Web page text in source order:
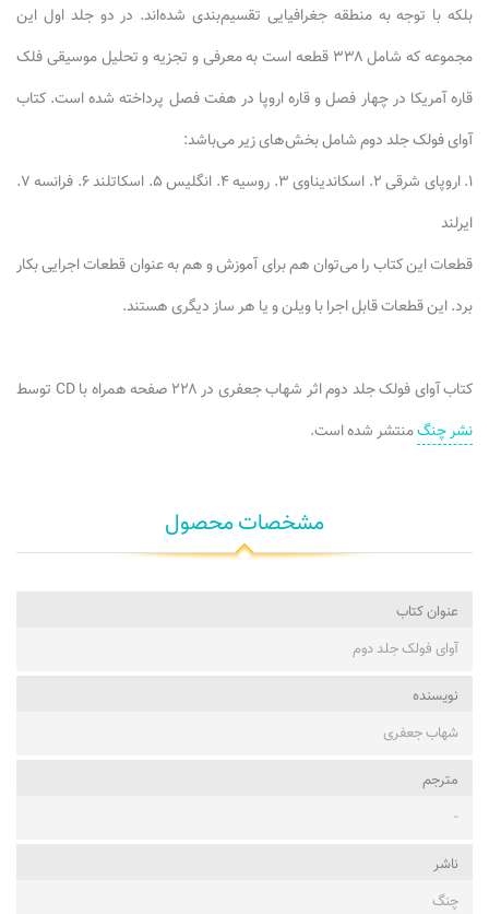
بلکه با توجه به منطقه جغرافیایی تقسیم‌بندی شده‌اند. در دو جلد اول این
مجموعه که شامل ۳۳۸ قطعه است به معرفی و تجزیه و تحلیل موسیقی فلک
قاره آمریکا در چهار فصل و قاره اروپا در هفت فصل پرداخته شده است. کتاب
آوای فولک جلد دوم شامل بخش‌های زیر می‌باشد:
۱. اروپای شرقی ۲. اسکاندیناوی ۳. روسیه ۴. انگلیس ۵. اسکاتلند ۶. فرانسه ۷.
ایرلند
قطعات این کتاب را می‌توان هم برای آموزش و هم به عنوان قطعات اجرایی بکار
برد. این قطعات قابل اجرا با ویلن و یا هر ساز دیگری هستند.
کتاب آوای فولک جلد دوم اثر شهاب جعفری در ۲۲۸ صفحه همراه با CD توسط
نشر چنگمنتشر شده است.
مشخصات محصول
عنوان کتاب
آوای فولک جلد دوم
نویسنده
شهاب جعفری
مترجم
-
ناشر
چنگ